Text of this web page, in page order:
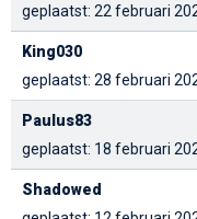
geplaatst: 22 februari
King030
geplaatst: 28 februari
Paulus83
geplaatst: 18 februari
Shadowed